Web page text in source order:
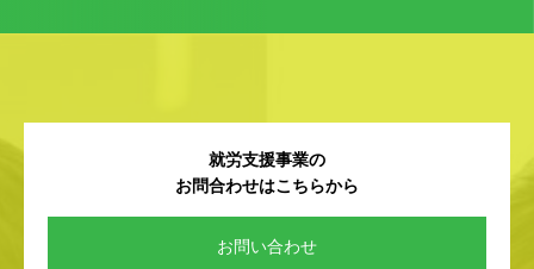
就労支援事業の
お問合わせはこちらから
お問い合わせ